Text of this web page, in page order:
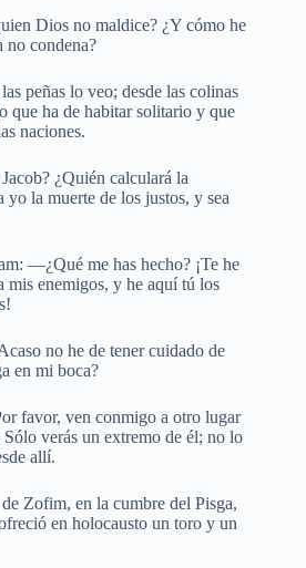
Dios no maldice? ¿Y cómo he
no condena?
peñas lo veo; desde las colinas
que ha de habitar solitario y que
naciones.
¿Quién calculará la
yo la muerte de los justos, y sea
—¿Qué me has hecho? ¡Te he
mis enemigos, y he aquí tú los
no he de tener cuidado de
en mi boca?
favor, ven conmigo a otro lugar
verás un extremo de él; no lo
allí.
Zofim, en la cumbre del Pisga,
en holocausto un toro y un